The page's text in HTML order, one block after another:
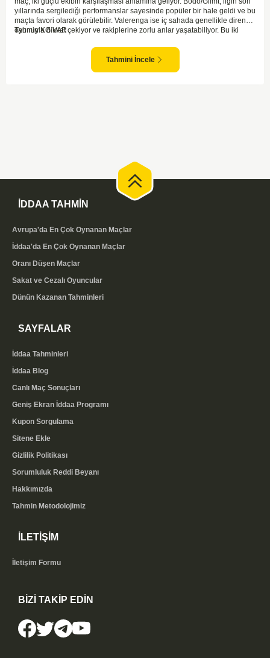
yıllarında sergilediği performanslar sayesinde popüler bir hale geldi ve bu
maçta favori olarak görülebilir. Valerenga ise iç sahada genellikle dirençli
oyunuyla dikkat çekiyor ve rakiplerine zorlu anlar yaşatabiliyor. Bu iki
karşılaşmalara tanık olabiliyoruz. Taraftar desteğini arkasına alarak
sahasında etkili performans sergileyen Valerenga, Bodo/Glimt karşısında
gol bulmakta zorlanmayabilir. Aynı şekilde, Bodo/Glimt'in de hücum gücü
Tahmin KG VAR
Tahmini İncele
İDDAA TAHMİN
Avrupa'da En Çok Oynanan Maçlar
İddaa'da En Çok Oynanan Maçlar
Oranı Düşen Maçlar
Sakat ve Cezalı Oyuncular
Dünün Kazanan Tahminleri
SAYFALAR
İddaa Tahminleri
İddaa Blog
Canlı Maç Sonuçları
Geniş Ekran İddaa Programı
Kupon Sorgulama
Sitene Ekle
Gizlilik Politikası
Sorumluluk Reddi Beyanı
Hakkımızda
Tahmin Metodolojimiz
İLETİŞİM
İletişim Formu
BİZİ TAKİP EDİN